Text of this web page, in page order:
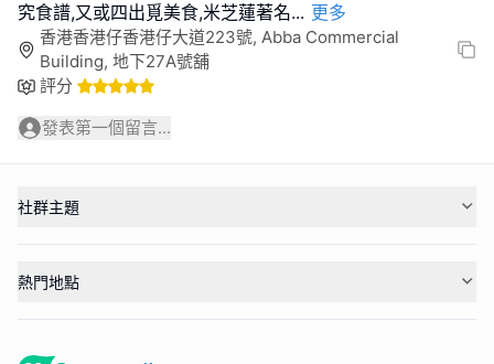
究食譜,又或四出覓美食,米芝蓮著名... 更多
香港香港仔香港仔大道223號, Abba Commercial
Building, 地下27A號舖
評分
發表第一個留言...
社群主題
熱門地點